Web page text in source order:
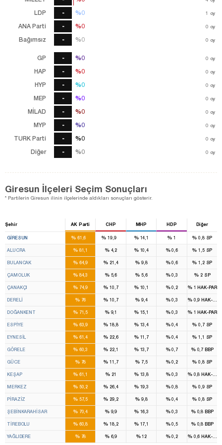
LDP
ANA Parti
Bağımsız
-
-
-
%0 1 oy
%0 0 oy
%0 0 oy
%0
%0
%0
GP
HAP
HYP
MEP
MİLAD
MYP
TURK Parti
Diğer
-
-
-
-
-
-
-
-
%0 0 oy
%0 0 oy
%0 0 oy
%0 0 oy
%0 0 oy
%0 0 oy
%0 0 oy
%0 0 oy
%0
%0
%0
%0
%0
%0
%0
%0
Giresun İlçeleri Seçim Sonuçları
* Partilerin Giresun ilinin ilçelerinde aldıkları sonuçları gösterir.
Şehir AK Parti CHP MHP HDP Diğer
GIRESUN %61,6
3
% 19,9
1
%14,1 % 1 % 0,8 SP
ALUCRA %81,1 %4,2 %10,4 %0,6 % 1,5 SP
BULANCAK %64,9 % 21,4 % 9,8 %0,6 % 1,2 SP
ÇAMOLUK %84,3 %5,6 % 5,6 %0,3 %2 SP
ÇANAKÇI %74,9 % 10,7 %10,1 %0,2 %1HAK-PAR
DERELİ %76 % 10,7 % 9,4 %0,3 %0,9HAK-PAR
DOĞANKENT %71,5 %9,1 %15,1 %0,3 %1HAK-PAR
ESPİYE %63,9 % 18,8 %13,4 %0,4 % 0,7 SP
EYNESİL %61,4 % 22,6 %11,7 %0,4 % 1,1 SP
GÖRELE %60,3 % 22,1 %13,7 %0,7 %0,7BBP
GÜCE %78 % 11,7 % 7,5 %0,2 % 0,8 SP
KEŞAP %61,1 % 21 %13,8 %0,3 %0,8HAK-PAR
MERKEZ %50,2 % 26,4 %19,3 %0,8 % 0,9 SP
PİRAZİZ %57,5 % 29,2 % 9,8 %0,4 % 0,8 SP
ŞEBİNKARAHİSAR %70,4 %9,9 %16,3 %0,3 %0,8BBP
TİREBOLU %60,8 % 18,2 %17,1 %0,5 %0,8BBP
YAĞLIDERE %78 %6,9 %12 %0,2 %0,6HAK-PAR